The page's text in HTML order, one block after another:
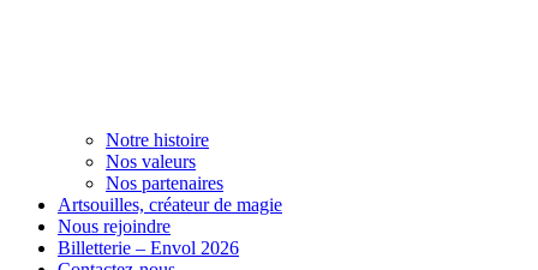
Notre histoire
Nos valeurs
Nos partenaires
Artsouilles, créateur de magie
Nous rejoindre
Billetterie – Envol 2026